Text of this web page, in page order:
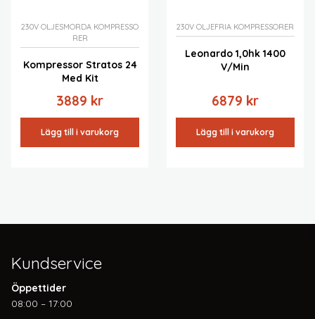
230V OLJESMORDA KOMPRESSO
RER
Kompressor Stratos 24
Med Kit
3889 kr
Lägg till i varukorg
230V OLJEFRIA KOMPRESSORER
Leonardo 1,0hk 1400
V/min
6879 kr
Lägg till i varukorg
Kundservice
Öppettider
08:00 – 17:00